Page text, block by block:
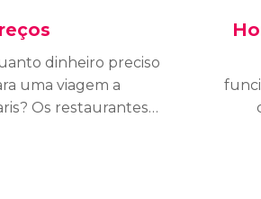
dinheiro preciso
uma viagem a
Os restaurantes